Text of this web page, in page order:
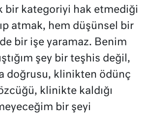
bir kategoriyi hak etmediği
atmak, hem düşünsel bir
bir işe yaramaz. Benim
şey bir teşhis değil,
doğrusu, klinikten ödünç
klinikte kaldığı
bir şeyi